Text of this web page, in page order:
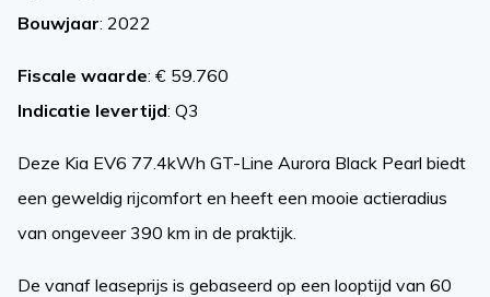
Bouwjaar: 2022
Fiscale waarde: € 59.760
Indicatie levertijd: Q3
Deze Kia EV6 77.4kWh GT-Line Aurora Black Pearl biedt
een geweldig rijcomfort en heeft een mooie actieradius
van ongeveer 390 km in de praktijk.
De vanaf leaseprijs is gebaseerd op een looptijd van 60